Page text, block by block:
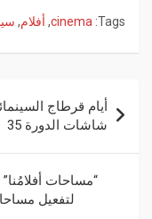
Tags:
cinema
, أفلام,
أيام قرطاج
شاشات الدورة 35
“مساحات
لتفعيل